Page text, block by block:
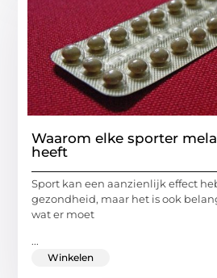
Waarom elke sporter
heeft
Sport kan een aanzienlijk effect
gezondheid, maar het is ook
wat er moet
...
Winkelen